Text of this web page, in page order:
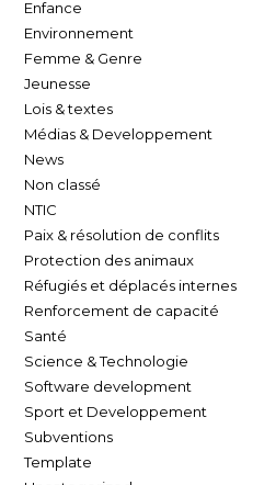
Enfance
Environnement
Femme & Genre
Jeunesse
Lois & textes
Médias & Developpement
News
Non classé
NTIC
Paix & résolution de conflits
Protection des animaux
Réfugiés et déplacés internes
Renforcement de capacité
Santé
Science & Technologie
Software development
Sport et Developpement
Subventions
Template